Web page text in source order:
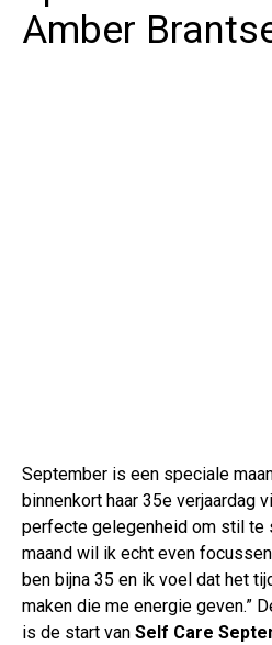
Amber
September is een speciale
binnenkort haar 35e verjaardag
perfecte gelegenheid om stil te
maand wil ik echt even
ben bijna 35 en ik voel dat het
maken die me energie geven.”
is de start van Self Care